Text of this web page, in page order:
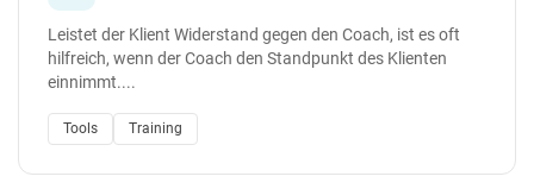
Leistet der Klient Widerstand gegen den Coach, ist es oft
hilfreich, wenn der Coach den Standpunkt des Klienten
einnimmt....
Tools Training